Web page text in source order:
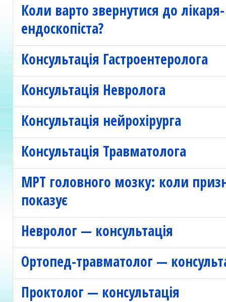
Коли варто звернутися до лікаря-
ендоскопіста?
Консультація Гастроентеролога
Консультація Невролога
Консультація нейрохірурга
Консультація Травматолога
МРТ головного мозку: коли
показує
Невролог — консультація
Ортопед-травматолог —
Проктолог — консультація